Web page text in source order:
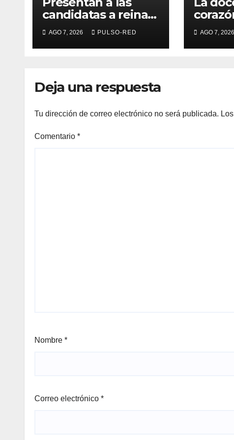
candidatas a reinas
de “Tlaxcala, la
Feria de Ferias 2026:
La Flor Tlaxcalteca”
AGO 7, 2026 PULSO-RED
de la
AGO 7, 2026
Deja una respuesta
Tu dirección de correo electrónico no será publicada.
Comentario *
Nombre *
Correo electrónico *